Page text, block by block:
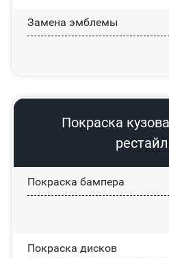
Замена эмблемы
Покраска
Покраска бампера
Покраска дисков